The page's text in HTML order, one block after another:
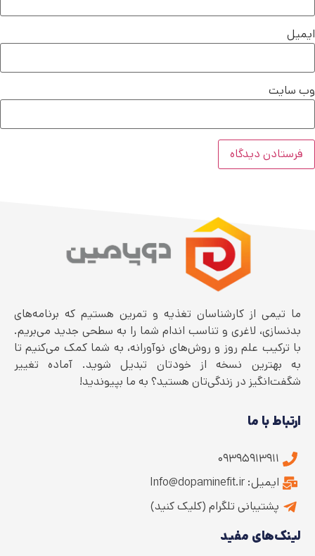
ایمیل
وب‌ سایت
ما تیمی از کارشناسان تغذیه و تمرین هستیم که برنامه‌های
بدنسازی، لاغری و تناسب اندام شما را به سطحی جدید می‌بریم.
با ترکیب علم روز و روش‌های نوآورانه، به شما کمک می‌کنیم تا
به بهترین نسخه از خودتان تبدیل شوید. آماده تغییر
شگفت‌انگیز در زندگی‌تان هستید؟ به ما بپیوندید!
ارتباط با ما
۰۹۳۹۵۹۱۳۹۱۱
ایمیل: Info@dopaminefit.ir
پشتیبانی تلگرام (کلیک کنید)
لینک‌های مفید